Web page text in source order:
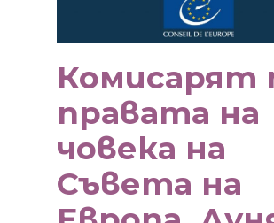
Комисарят
правата на
човека на
Съвета на